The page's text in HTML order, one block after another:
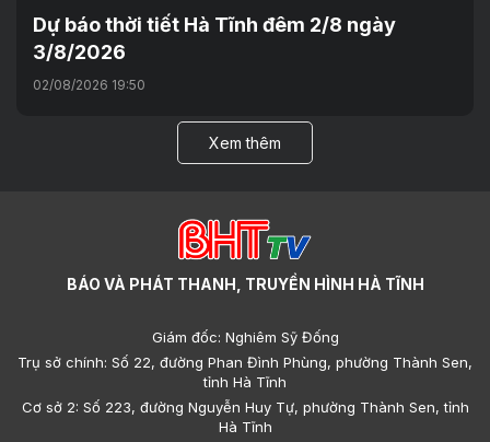
Dự báo thời tiết Hà Tĩnh đêm 2/8 ngày
3/8/2026
02/08/2026 19:50
Xem thêm
BÁO VÀ PHÁT THANH, TRUYỀN HÌNH HÀ TĨNH
Giám đốc: Nghiêm Sỹ Đống
Trụ sở chính: Số 22, đường Phan Đình Phùng, phường Thành Sen,
tỉnh Hà Tĩnh
Cơ sở 2: Số 223, đường Nguyễn Huy Tự, phường Thành Sen, tỉnh
Hà Tĩnh